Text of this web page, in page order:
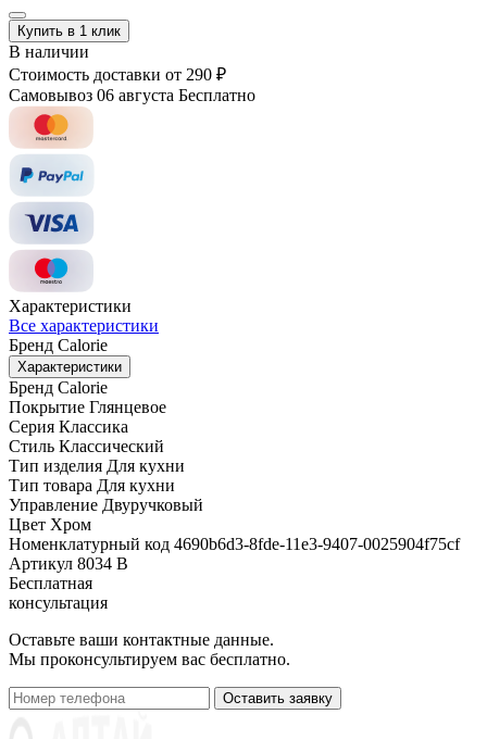
Купить в 1 клик
В наличии
Стоимость доставки от 290 ₽
Самовывоз 06 августа Бесплатно
Характеристики
Все характеристики
Бренд Calorie
Характеристики
Бренд Calorie
Покрытие Глянцевое
Серия Классика
Стиль Классический
Тип изделия Для кухни
Тип товара Для кухни
Управление Двуручковый
Цвет Хром
Номенклатурный код 4690b6d3-8fde-11e3-9407-0025904f75cf
Артикул 8034 В
Бесплатная
консультация
Оставьте ваши контактные данные.
Мы проконсультируем вас бесплатно.
Оставить заявку